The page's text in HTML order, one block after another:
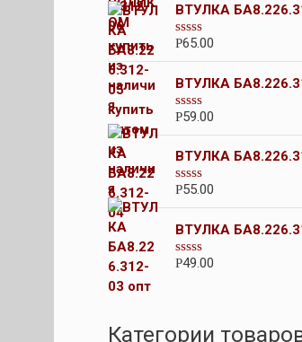
н
к
а
и
з
ВТУЛКА
О
ц
н
к
а
и
з
5
Р65.00
ВТУЛКА
О
ц
н
к
а
з
Р59.00
ВТУЛКА
О
ц
н
к
а
Р55.00
ВТУЛКА
О
а
Р49.00
Категории